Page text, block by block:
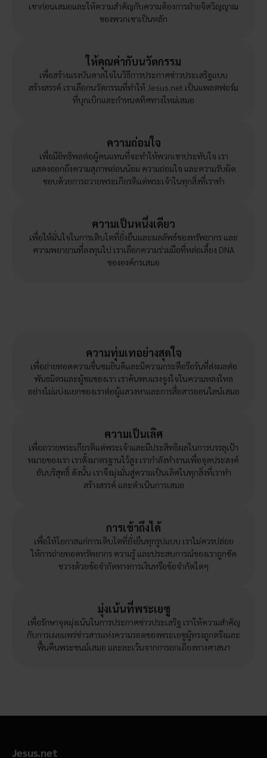
เขาก่อนเสมอและให้ความสำคัญกับความต้องการฝ่ายจิตวิญญาณ
ของพวกเขาเป็นหลัก
ให้คุณค่ากับนวัตกรรม
เพื่อสร้างแรงบันดาลใจในวิธีการประกาศข่าวประเสริฐแบบ
สร้างสรรค์ เราเลือกนวัตกรรมที่ทำให้ Jesus.net เป็นแพลตฟอร์ม
ที่บุกเบิกและกำหนดทิศทางใหม่เสมอ
ความถ่อมใจ
เพื่อมีอิทธิพลต่อผู้คนแทนที่จะทำให้พวกเขาประทับใจ เรา
แสดงออกถึงความสุภาพอ่อนน้อม ความถ่อมใจ และความรับผิด
ชอบด้วยการถวายพระเกียรติแด่พระเจ้าในทุกสิ่งที่เราทำ
ความเป็นหนึ่งเดียว
เพื่อให้มั่นใจในการเติบโตที่ยั่งยืนและผลลัพธ์ของทรัพยากร และ
ความพยายามที่ลงทุนไป เราเลือกความร่วมมือที่หล่อเลี้ยง DNA
ขององค์กรเสมอ
ความทุ่มเทอย่างสุดใจ
เพื่อถ่ายทอดความชื่นชมยินดีและมีความกระตือรือร้นที่ส่งผลต่อ
พันธมิตรและผู้ชมของเรา เราค้นพบแรงจูงใจในความหลงใหล
อย่างไม่แบ่งแยกของเราต่อผู้แสวงหาและการสื่อสารออนไลน์เสมอ
ความเป็นเลิศ
เพื่อถวายพระเกียรติแด่พระเจ้าและมีประสิทธิผลในการบรรลุเป้า
หมายของเรา เราตั้งมาตรฐานไว้สูง เรากำลังทำงานเพื่อจุดประสงค์
อันบริสุทธิ์ ดังนั้น เราจึงมุ่งมั่นสู่ความเป็นเลิศในทุกสิ่งที่เราทำ
สร้างสรรค์ และดำเนินการเสมอ
การเข้าถึงได้
เพื่อให้โอกาสแก่การเติบโตที่ยั่งยืนทุกรูปแบบ เราไม่ควรปล่อย
ให้การถ่ายทอดทรัพยากร ความรู้ และประสบการณ์ของเราถูกขัด
ขวางด้วยข้อจำกัดทางการเงินหรือข้อจำกัดใดๆ
มุ่งเน้นที่พระเยซู
เพื่อรักษาจุดมุ่งเน้นในการประกาศข่าวประเสริฐ เราให้ความสำคัญ
กับการเผยแพร่ข่าวสารแห่งความรอดของพระเยซูผู้ทรงถูกตรึงและ
ฟื้นคืนพระชนม์เสมอ และละเว้นจากการถกเถียงทางศาสนา
Jesus.net